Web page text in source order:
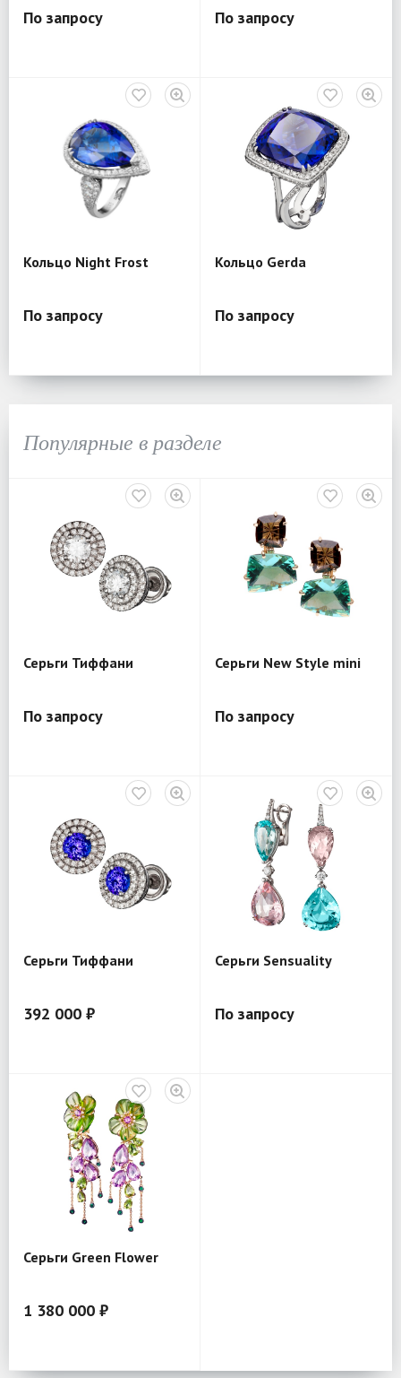
По запросу По запросу
Кольцо Night Frost
По запросу
Кольцо Gerda
По запросу
Популярные в разделе
Серьги Тиффани
По запросу
Серьги New Style mini
По запросу
Серьги Тиффани
392 000 ₽
Серьги Sensuality
По запросу
Серьги Green Flower
1 380 000 ₽